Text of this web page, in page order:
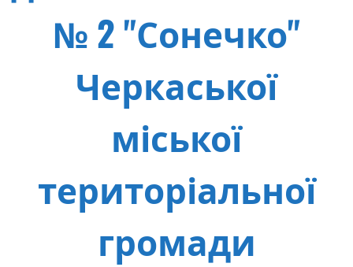
№ 2 "Сонечко"
Черкаської
міської
територіальної
громади